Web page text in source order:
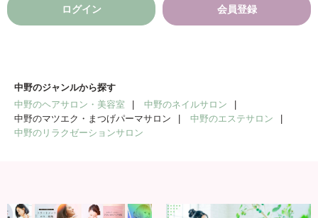
ログイン 会員登録
中野のジャンルから探す
中野のヘアサロン・美容室
中野のネイルサロン
中野のマツエク・まつげパーマサロン
中野のエステサロン
中野のリラクゼーションサロン